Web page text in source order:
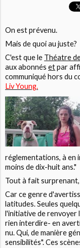
On est prévenu.
Mais de quoi au juste?
C'est que le Théatre
aux abonnésetpar
communiqué hors du
Liv Young.
réglementations, à en
moins de dix-huit ans."
Tout à fait
Car ce genre
latitudes. Seules
l'initiative de renvoyer
rien interdire- en
nu. Qui, de manière
sensibilités". Ces